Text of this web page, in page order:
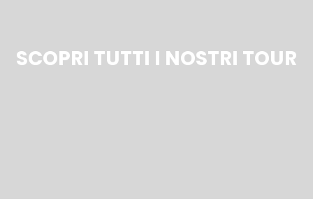
SCOPRI TUTTI I NOSTRI TOUR